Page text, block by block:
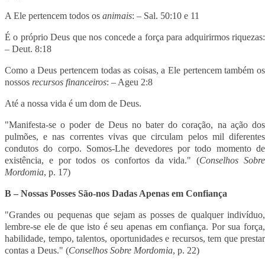
A Ele pertencem todos os animais: – Sal. 50:10 e 11
É o próprio Deus que nos concede a força para adquirirmos riquezas:
– Deut. 8:18
Como a Deus pertencem todas as coisas, a Ele pertencem também os
nossos recursos financeiros: – Ageu 2:8
Até a nossa vida é um dom de Deus.
"Manifesta-se o poder de Deus no bater do coração, na ação dos
pulmões, e nas correntes vivas que circulam pelos mil diferentes
condutos do corpo. Somos-Lhe devedores por todo momento de
existência, e por todos os confortos da vida." (Conselhos Sobre
Mordomia, p. 17)
B – Nossas Posses São-nos Dadas Apenas em Confiança
"Grandes ou pequenas que sejam as posses de qualquer indivíduo,
lembre-se ele de que isto é seu apenas em confiança. Por sua força,
habilidade, tempo, talentos, oportunidades e recursos, tem que prestar
contas a Deus." (Conselhos Sobre Mordomia, p. 22)